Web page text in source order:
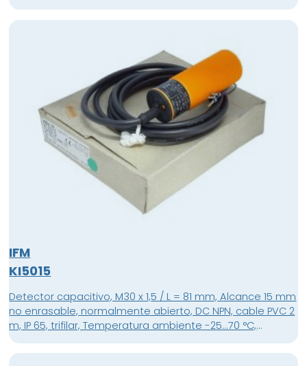
IFM
KI5015
Detector capacitivo, M30 x 1,5 / L = 81 mm, Alcance 15 mm
no enrasable, normalmente abierto, DC NPN, cable PVC 2
m, IP 65, trifilar, Temperatura ambiente -25...70 °C,
Frecuencia de conmutación 40 Hz